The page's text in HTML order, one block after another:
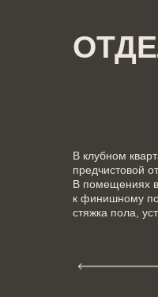
В клубном
предчистовой
В помещениях
к финишному
стяжка пола,